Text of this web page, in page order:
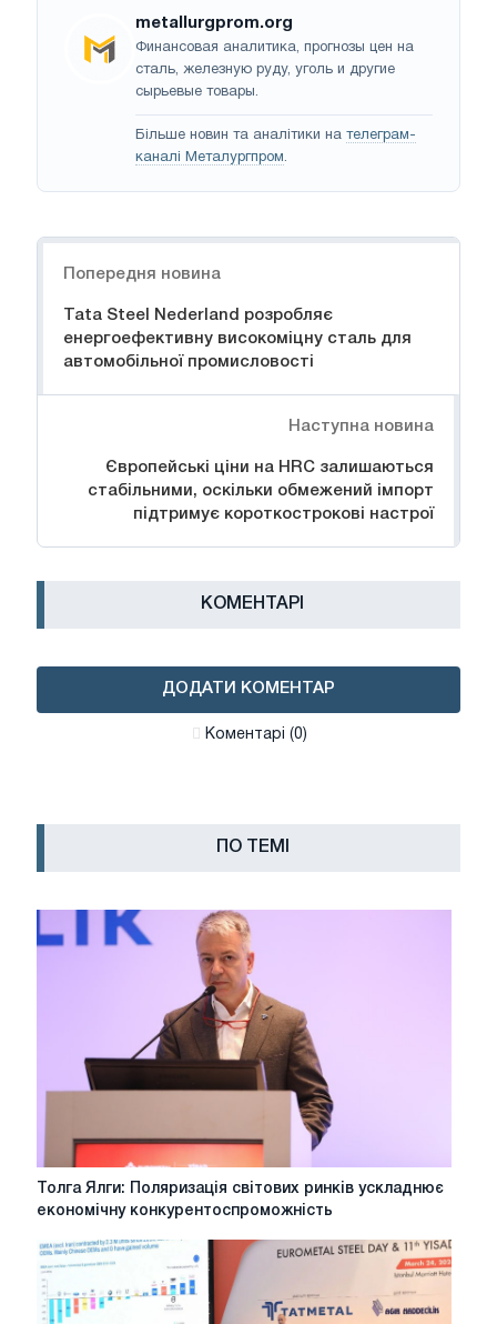
metallurgprom.org
Финансовая аналитика, прогнозы цен на
сталь, железную руду, уголь и другие
сырьевые товары.
Більше новин та аналітики на телеграм-
каналі Металургпром.
Попередня новина
Tata Steel Nederland розробляє
енергоефективну високоміцну сталь для
автомобільної промисловості
Наступна новина
Європейські ціни на HRC залишаються
стабільними, оскільки обмежений імпорт
підтримує короткострокові настрої
КОМЕНТАРІ
ДОДАТИ КОМЕНТАР
Коментарі (0)
ПО ТЕМІ
Толга
світових
ринків
ускладнює
економічну
Толга Ялги: Поляризація світових ринків ускладнює
економічну конкурентоспроможність